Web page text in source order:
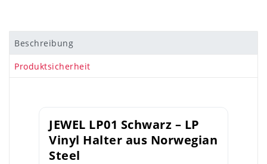
Beschreibung
Produktsicherheit
JEWEL LP01 Schwarz – LP
Vinyl Halter aus Norwegian
Steel